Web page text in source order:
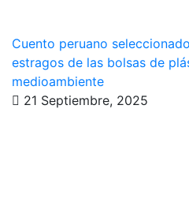
Cuento peruano
estragos de las bolsas de
medioambiente
21 Septiembre, 2025